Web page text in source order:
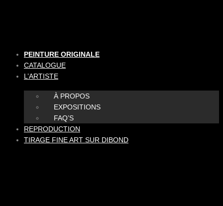
PEINTURE ORIGINALE
CATALOGUE
L’ARTISTE
À PROPOS
EXPOSITIONS
FAQ’S
REPRODUCTION
TIRAGE FINE ART SUR DIBOND